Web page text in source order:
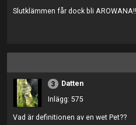
Slutklämmen får dock bli
3
Datten
Inlägg: 575
Vad är definitionen av en wet Pet??